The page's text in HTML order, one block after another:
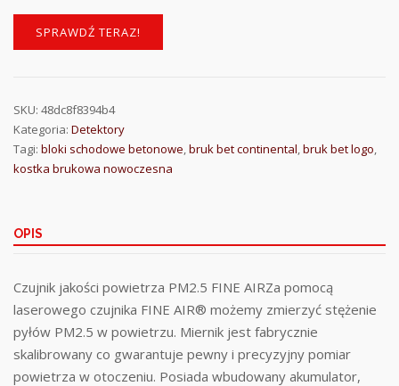
SPRAWDŹ TERAZ!
SKU: 48dc8f8394b4
Kategoria: Detektory
Tagi: bloki schodowe betonowe bruk bet continental bruk bet logo
kostka brukowa nowoczesna
OPIS
Czujnik jakości powietrza PM2.5 FINE AIRZa pomocą
laserowego czujnika FINE AIR® możemy zmierzyć stężenie
pyłów PM2.5 w powietrzu. Miernik jest fabrycznie
skalibrowany co gwarantuje pewny i precyzyjny pomiar
powietrza w otoczeniu. Posiada wbudowany akumulator,